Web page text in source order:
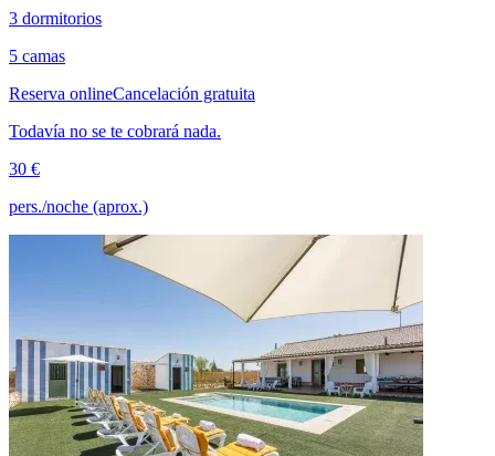
3 dormitorios
5 camas
Reserva onlineCancelación gratuita
Todavía no se te cobrará nada.
30 €
pers./noche (aprox.)